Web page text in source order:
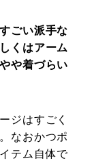
ごい派手な
くはアーム
や着づらい
ジはすごく
なおかつポ
テム自体で